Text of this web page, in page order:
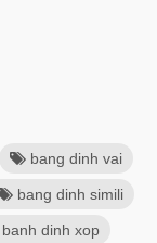
bang dinh vai
bang dinh simili
banh dinh xop